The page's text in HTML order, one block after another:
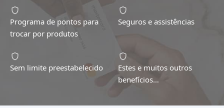
Programa de pontos para
trocar por produtos
Seguros e assistências
Sem limite preestabelecido
Estes e muitos outros
benefícios…